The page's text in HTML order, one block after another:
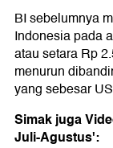
BI sebelumnya
Indonesia pada
atau setara Rp
menurun
yang sebesar
Simak juga
Juli-Agustus':